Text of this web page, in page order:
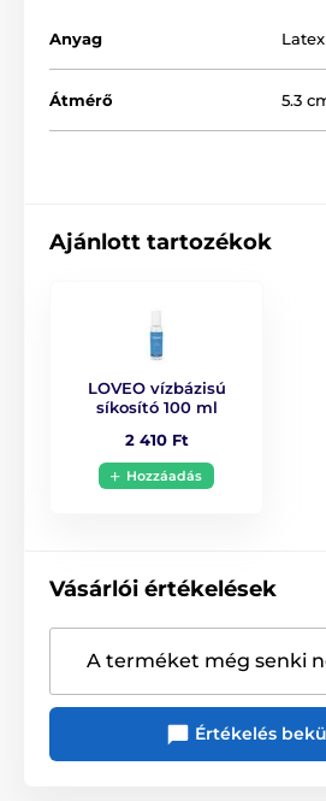
Anyag Latex
Átmérő 5.3
Ajánlott tartozékok
LOVEO vízbázisú
síkosító 100 ml
2 410 Ft
Hozzáadás
Vásárlói értékelések
A terméket még senki
Értékelés